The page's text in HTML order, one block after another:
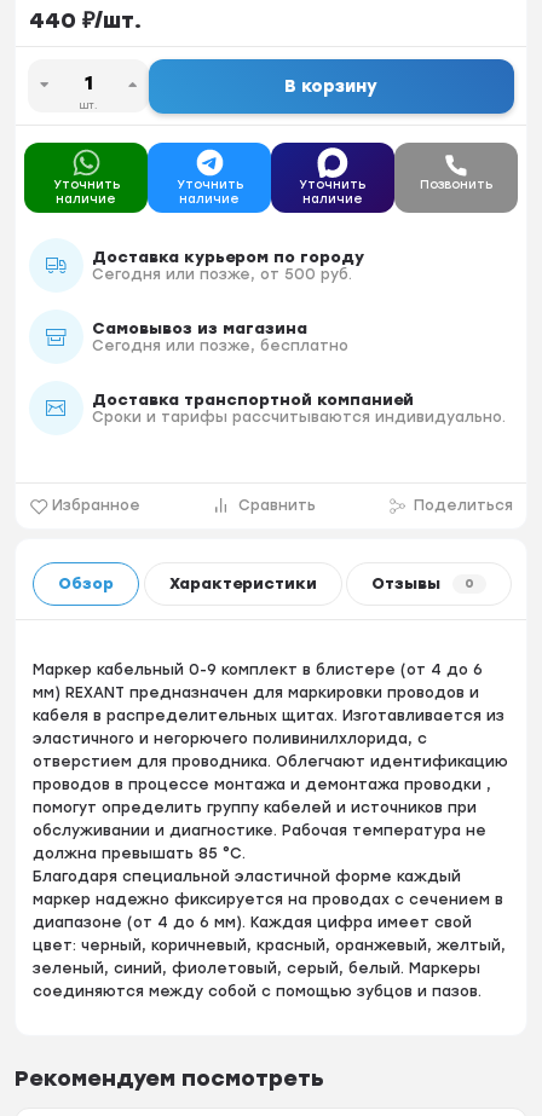
440 ₽/шт.
шт.
В корзину
Уточнить
наличие
Уточнить
наличие
Уточнить
наличие
Позвонить
Доставка курьером по городу
Сегодня или позже, от 500 руб.
Самовывоз из магазина
Сегодня или позже, бесплатно
Доставка транспортной компанией
Сроки и тарифы рассчитываются индивидуально.
Избранное Сравнить Поделиться
Обзор Характеристики Отзывы 0
Маркер кабельный 0-9 комплект в блистере (от 4 до 6
мм) REXANT предназначен для маркировки проводов и
кабеля в распределительных щитах. Изготавливается из
эластичного и негорючего поливинилхлорида, с
отверстием для проводника. Облегчают идентификацию
проводов в процессе монтажа и демонтажа проводки ,
помогут определить группу кабелей и источников при
обслуживании и диагностике. Рабочая температура не
должна превышать 85 °C.
Благодаря специальной эластичной форме каждый
маркер надежно фиксируется на проводах с сечением в
диапазоне (от 4 до 6 мм). Каждая цифра имеет свой
цвет: черный, коричневый, красный, оранжевый, желтый,
зеленый, синий, фиолетовый, серый, белый. Маркеры
соединяются между собой с помощью зубцов и пазов.
Рекомендуем посмотреть